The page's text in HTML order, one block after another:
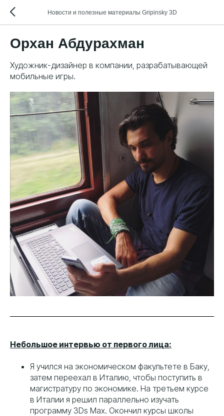
Новости и полезные материалы Gripinsky 3D
Орхан Абдурахман
Художник-дизайнер в компании, разрабатывающей
мобильные игры.
Небольшое интервью от первого лица:
Я учился на экономическом факультете в Баку,
затем переехал в Италию, чтобы поступить в
магистратуру по экономике. На третьем курсе
в Италии я решил параллельно изучать
программу 3Ds Max. Окончил курсы школы